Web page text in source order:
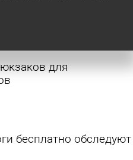
для
бесплатно обследуют